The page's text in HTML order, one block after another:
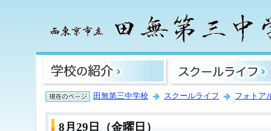
田無第三中学校 スクールライフ フォトア
8月29日（金曜日）